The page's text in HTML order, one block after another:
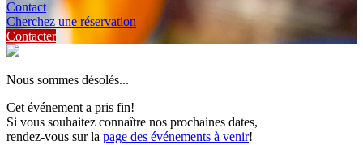
Contact
Cherchez une réservation
Contacter
Nous sommes désolés...
Cet événement a pris fin!
Si vous souhaitez connaître nos prochaines dates,
rendez-vous sur la page des événements à venir!